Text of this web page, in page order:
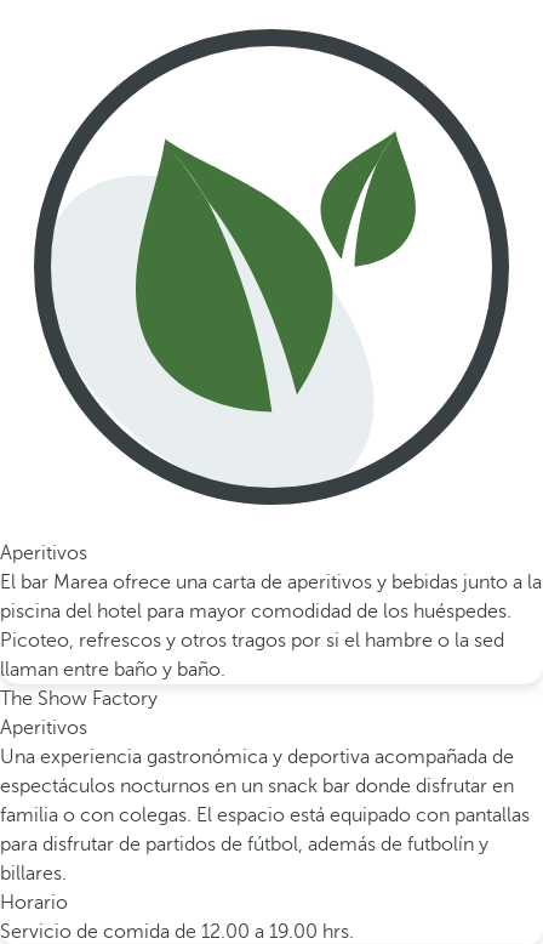
Aperitivos
El bar Marea ofrece una carta de aperitivos y bebidas junto a la
piscina del hotel para mayor comodidad de los huéspedes.
Picoteo, refrescos y otros tragos por si el hambre o la sed
llaman entre baño y baño.
The Show Factory
Aperitivos
Una experiencia gastronómica y deportiva acompañada de
espectáculos nocturnos en un snack bar donde disfrutar en
familia o con colegas. El espacio está equipado con pantallas
para disfrutar de partidos de fútbol, además de futbolín y
billares.
Horario
Servicio de comida de 12.00 a 19.00 hrs.